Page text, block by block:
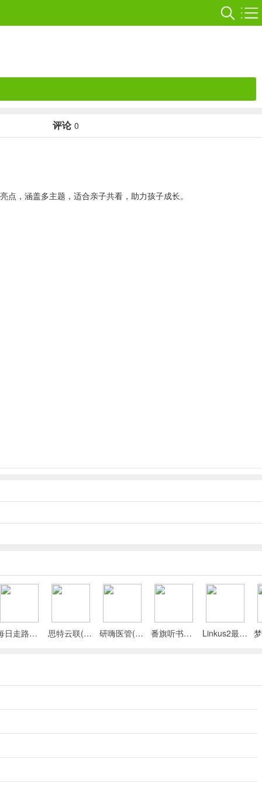
评论 0
，涵盖多主题，适合亲子共看，助力孩子成长。
需求，还持续更新。能按年龄段智能分级推荐，家长可精准选。专为
融入动画，孩子边看边学。使用也简单，自带接口配置源，点击换
育儿和休闲陪伴的好帮手，快来下载体验吧！
每日走路计步(运动健康记录) 思特云联(视频监控应用) 研嗨医管(医院管理平台) 番旗听书免费畅听(听书软件) Linkus2最新手机版